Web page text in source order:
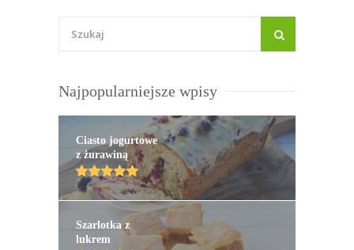
Najpopularniejsze wpisy
Ciasto jogurtowe
z żurawiną
Szarlotka z
lukrem